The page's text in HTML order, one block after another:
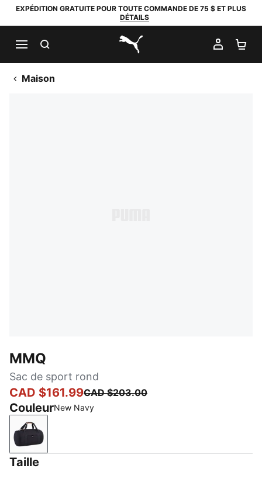
EXPÉDITION GRATUITE POUR TOUTE COMMANDE DE 75 $ ET PLUS
DÉTAILS
PUMA.com
MON
Maison
MMQ
Sac de sport rond
CAD $161.99CAD $203.00
CouleurNew Navy
New Navy
Taille